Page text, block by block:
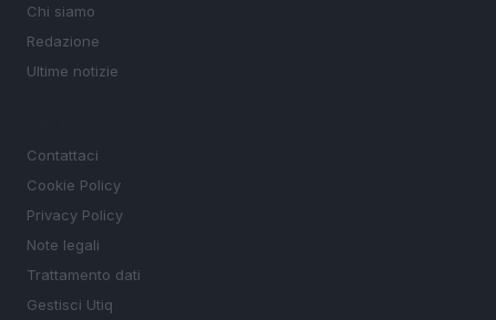
Chi siamo
Redazione
Ultime notizie
Contattaci
Cookie Policy
Privacy Policy
Note legali
Trattamento dati
Gestisci Utiq